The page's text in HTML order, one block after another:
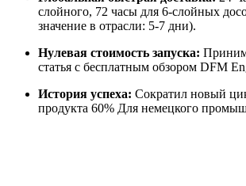
слойного, 72 часы для 6-слойных
значение в отрасли: 5-7 дни).
Нулевая стоимость запуска:
статья с бесплатным обзором DFM
История успеха: Сократил новый
продукта 60% Для немецкого